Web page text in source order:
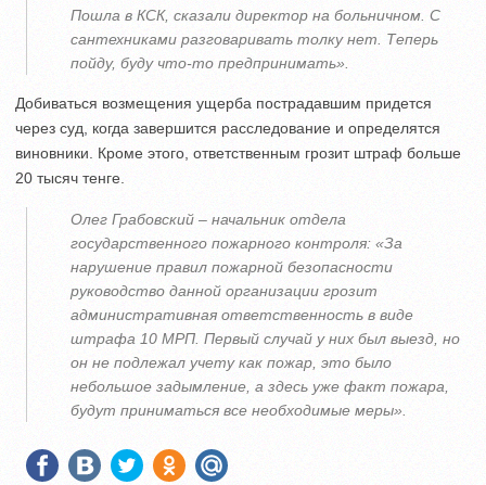
Пошла в КСК, сказали директор на больничном. С
сантехниками разговаривать толку нет. Теперь
пойду, буду что-то предпринимать».
Добиваться возмещения ущерба пострадавшим придется
через суд, когда завершится расследование и определятся
виновники. Кроме этого, ответственным грозит штраф больше
20 тысяч тенге.
Олег Грабовский – начальник отдела
государственного пожарного контроля: «За
нарушение правил пожарной безопасности
руководство данной организации грозит
административная ответственность в виде
штрафа 10 МРП. Первый случай у них был выезд, но
он не подлежал учету как пожар, это было
небольшое задымление, а здесь уже факт пожара,
будут приниматься все необходимые меры».